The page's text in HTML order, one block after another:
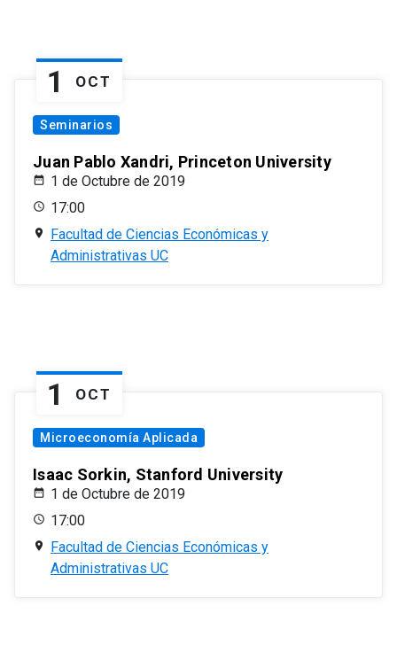
1 OCT
Seminarios
Juan Pablo Xandri, Princeton University
1 de Octubre de 2019
17:00
Facultad de Ciencias Económicas y
Administrativas UC
1 OCT
Microeconomía Aplicada
Isaac Sorkin, Stanford University
1 de Octubre de 2019
17:00
Facultad de Ciencias Económicas y
Administrativas UC